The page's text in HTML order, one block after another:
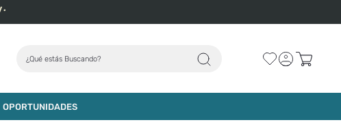
¿Qué estás Buscando?
OPORTUNIDADES